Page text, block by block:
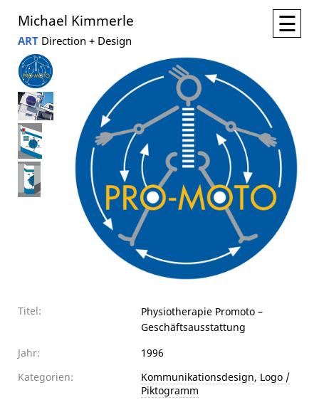
Michael Kimmerle
ART Direction + Design
☰
Titel:
Physiotherapie Promoto –
Geschäftsausstattung
Jahr:
1996
Kategorien:
Kommunikationsdesign, Logo /
Piktogramm